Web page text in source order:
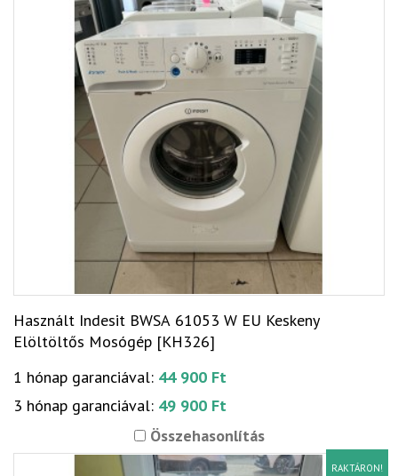
Használt Indesit BWSA 61053 W EU Keskeny
Elöltöltős Mosógép [KH326]
1 hónap garanciával: 44 900 Ft
3 hónap garanciával: 49 900 Ft
Összehasonlítás
RAKTÁRON!